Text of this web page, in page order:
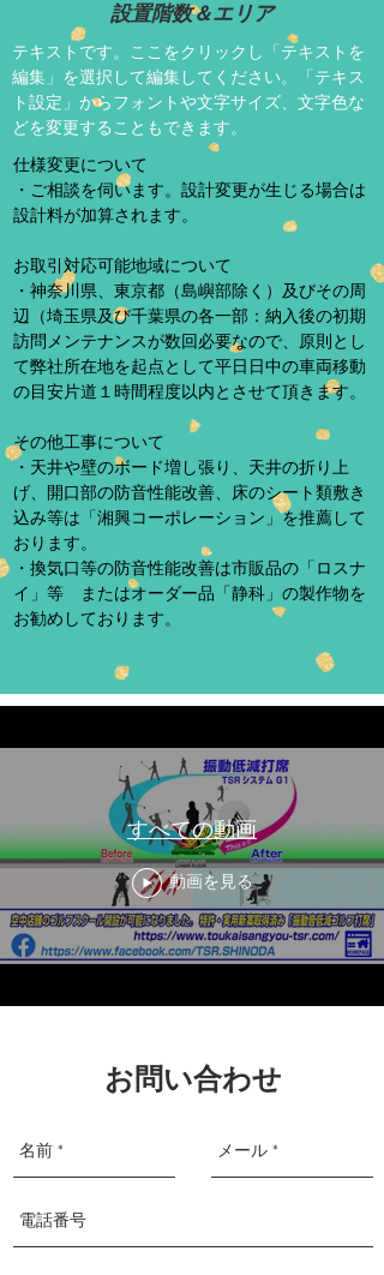
​設置階数＆エリア
テキストです。ここをクリックし「テキストを
編集」を選択して編集してください。「テキス
ト設定」からフォントや文字サイズ、文字色な
どを変更することもできます。
仕様変更について
・ご相談を伺います。設計変更が生じる場合は
設計料が加算されます。
お取引対応可能地域について
・神奈川県、東京都（島嶼部除く）及びその周
辺（埼玉県及び千葉県の各一部：納入後の初期
訪問メンテナンスが数回必要なので、原則とし
て弊社所在地を起点として平日日中の車両移動
の目安片道１時間程度以内とさせて頂きます。
その他工事について
・天井や壁のボード増し張り、天井の折り上
げ、開口部の防音性能改善、床のシート類敷き
込み等は「湘興コーポレーション」を推薦して
おります。
​・換気口等の防音性能改善は市販品の「ロスナ
イ」等 またはオーダー品「静科」の製作物を
お勧めしております。
すべての動画
動画を見る
お問い合わせ